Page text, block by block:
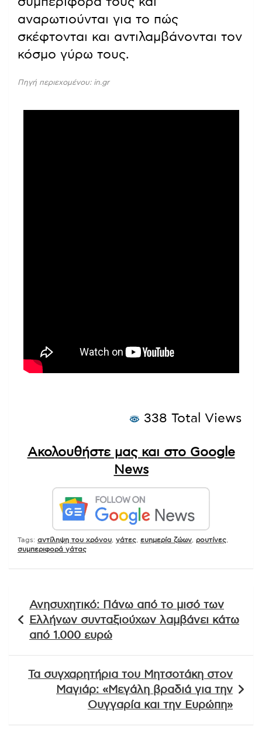
αναρωτιούνται για το πώς
σκέφτονται και αντιλαμβάνονται τον
κόσμο γύρω τους.
Πηγή περιεχομένου: in.gr
338 Total Views
Ακολουθήστε μας και στο Google
News
Tags: αντίληψη του χρόνου γάτες ευημερία ζώων ρουτίνες
συμπεριφορά γάτας
άρθρων
Ανησυχητικό: Πάνω από το μισό των
Ελλήνων συνταξιούχων λαμβάνει κάτω
από 1.000 ευρώ
Τα συγχαρητήρια του Μητσοτάκη στον
Μαγιάρ: «Μεγάλη βραδιά για την
Ουγγαρία και την Ευρώπη»